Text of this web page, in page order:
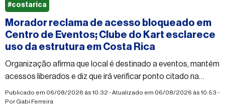
Morador reclama de acesso bloqueado em
Centro de Eventos; Clube do Kart esclarece
uso da estrutura em Costa Rica
Organização afirma que local é destinado a eventos, mantém
acessos liberados e diz que irá verificar ponto citado na
reclamação
Publicado em 06/08/2026 às 10:32 - Atualizado em 06/08/2026 às 10:53 -
PorGabi Ferreira
#costarica